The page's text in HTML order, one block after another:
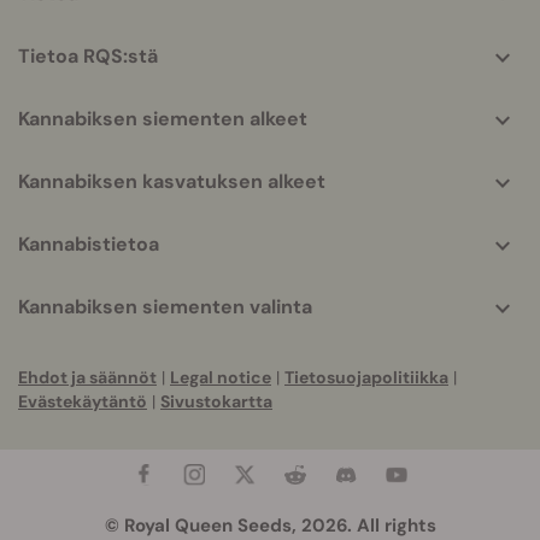
Tietoa RQS:stä
Kannabiksen siementen alkeet
Kannabiksen kasvatuksen alkeet
Kannabistietoa
Kannabiksen siementen valinta
Ehdot ja säännöt | Legal notice | Tietosuojapolitiikka |
Evästekäytäntö | Sivustokartta
© Royal Queen Seeds, 2026. All rights